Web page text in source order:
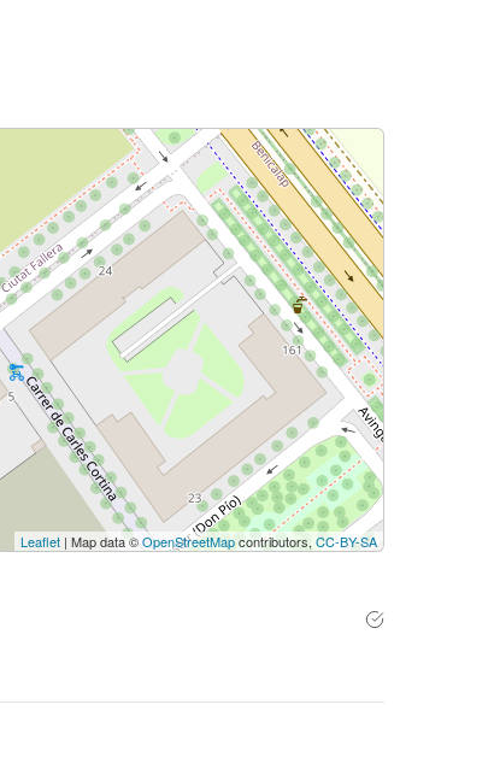
Leaflet | Map data ©OpenStreetMapcontributors,CC-BY-SA